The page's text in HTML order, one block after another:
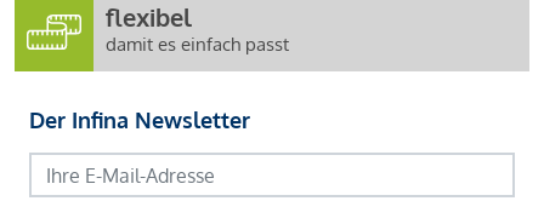
flexibel
damit es einfach passt
Der Infina Newsletter